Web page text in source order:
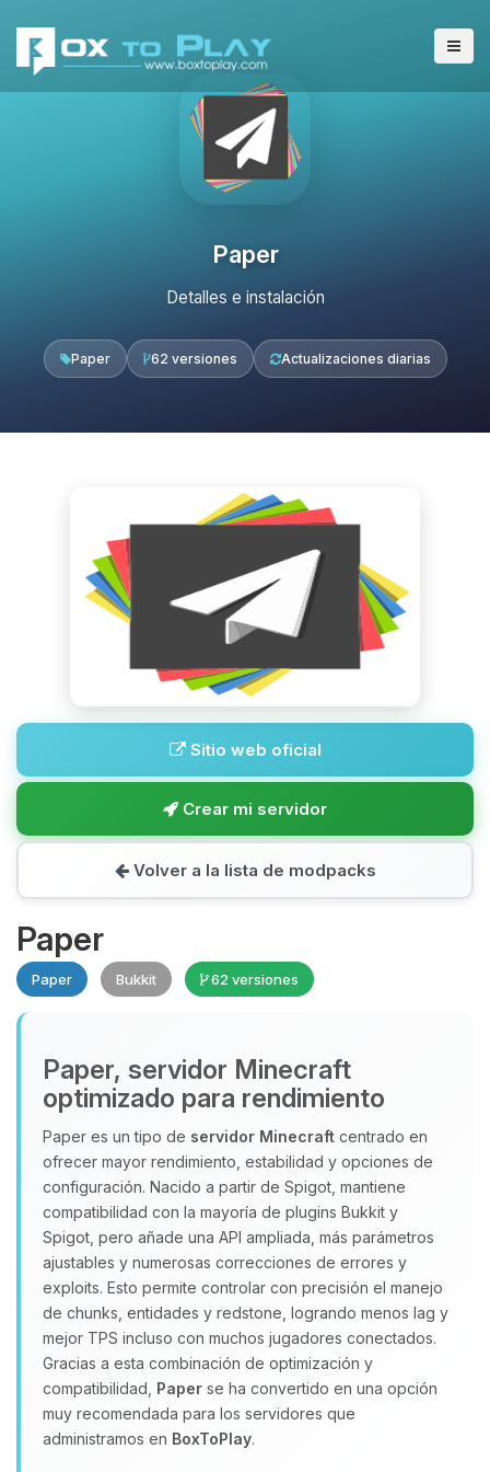
Paper
Detalles e instalación
Paper 62 versiones Actualizaciones diarias
Sitio web oficial
Crear mi servidor
Volver a la lista de modpacks
Paper
Paper Bukkit 62 versiones
Paper, servidor Minecraft
optimizado para rendimiento
Paper es un tipo de servidor Minecraft centrado en
ofrecer mayor rendimiento, estabilidad y opciones de
configuración. Nacido a partir de Spigot, mantiene
compatibilidad con la mayoría de plugins Bukkit y
Spigot, pero añade una API ampliada, más parámetros
ajustables y numerosas correcciones de errores y
exploits. Esto permite controlar con precisión el manejo
de chunks, entidades y redstone, logrando menos lag y
mejor TPS incluso con muchos jugadores conectados.
Gracias a esta combinación de optimización y
compatibilidad, Paper se ha convertido en una opción
muy recomendada para los servidores que
administramos en BoxToPlay.
Yupi, por fin alguien con quien
hablar! Soy Choupy, tu pequeno
asistente de BoxToPlay. Cuentame
que necesitas y moveré mis
pequenos circuitos para ayudarte.
06/08/2026 03:35